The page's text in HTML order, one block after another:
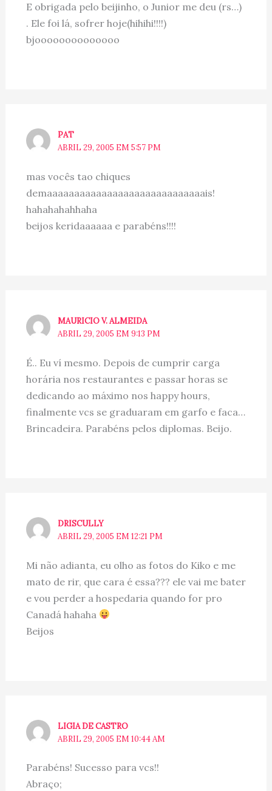
E obrigada pelo beijinho, o Junior me deu (rs…)
. Ele foi lá, sofrer hoje(hihihi!!!!)
bjoooooooooooooo
PAT
ABRIL 29, 2005 EM 5:57 PM
mas vocês tao chiques
demaaaaaaaaaaaaaaaaaaaaaaaaaaaaais!
hahahahahhaha
beijos keridaaaaaa e parabéns!!!!
MAURICIO V. ALMEIDA
ABRIL 29, 2005 EM 9:13 PM
É.. Eu ví mesmo. Depois de cumprir carga
horária nos restaurantes e passar horas se
dedicando ao máximo nos happy hours,
finalmente vcs se graduaram em garfo e faca…
Brincadeira. Parabéns pelos diplomas. Beijo.
DRISCULLY
ABRIL 29, 2005 EM 12:21 PM
Mi não adianta, eu olho as fotos do Kiko e me
mato de rir, que cara é essa??? ele vai me bater
e vou perder a hospedaria quando for pro
Canadá hahaha
Beijos
LIGIA DE CASTRO
ABRIL 29, 2005 EM 10:44 AM
Parabéns! Sucesso para vcs!!
Abraço;